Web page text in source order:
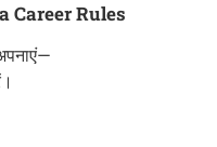
Career Rules